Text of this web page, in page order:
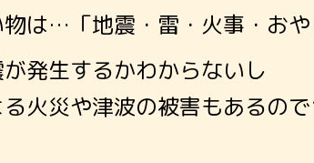
は…「地震・雷・火事・おや
発生するかわからないし
火災や津波の被害もあるの